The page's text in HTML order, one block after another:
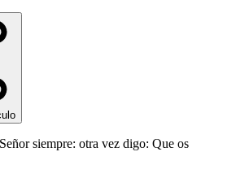
siempre: otra vez digo: Que os